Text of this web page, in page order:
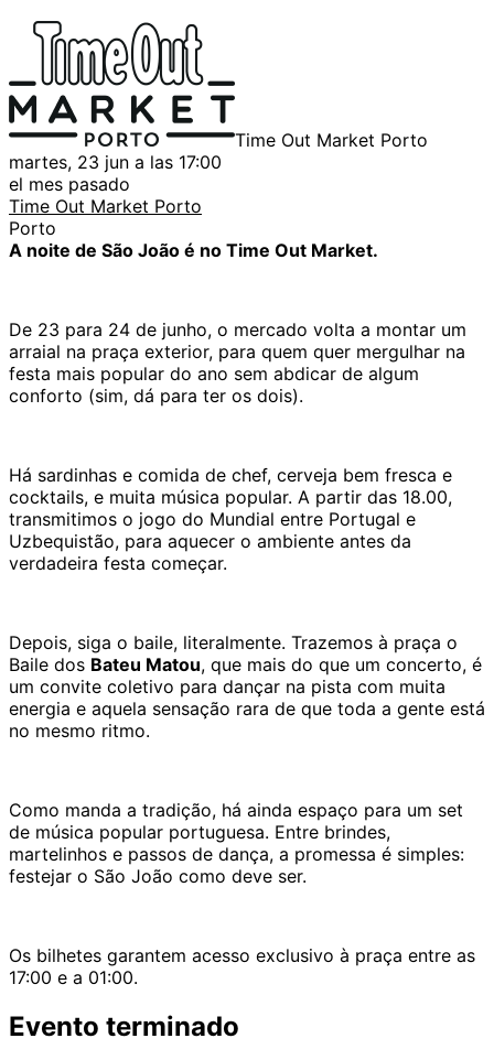
Time Out Market Porto
martes, 23 jun a las 17:00
el mes pasado
Time Out Market Porto
Porto
A noite de São João é no Time Out Market.
De 23 para 24 de junho, o mercado volta a montar um
arraial na praça exterior, para quem quer mergulhar na
festa mais popular do ano sem abdicar de algum
conforto (sim, dá para ter os dois).
Há sardinhas e comida de chef, cerveja bem fresca e
cocktails, e muita música popular. A partir das 18.00,
transmitimos o jogo do Mundial entre Portugal e
Uzbequistão, para aquecer o ambiente antes da
verdadeira festa começar.
Depois, siga o baile, literalmente. Trazemos à praça o
Baile dos Bateu Matou, que mais do que um concerto, é
um convite coletivo para dançar na pista com muita
energia e aquela sensação rara de que toda a gente está
no mesmo ritmo.
Como manda a tradição, há ainda espaço para um set
de música popular portuguesa. Entre brindes,
martelinhos e passos de dança, a promessa é simples:
festejar o São João como deve ser.
Os bilhetes garantem acesso exclusivo à praça entre as
17:00 e a 01:00.
Evento terminado